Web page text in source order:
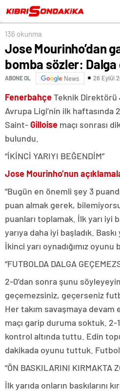
136 okunma
Jose Mourinho’dan
bomba sözler:
ABONE OL News 26 Eylül
FenerbahçeTeknik Direktörü
Avrupa Ligi’nin ilk haftasında
Saint-Gilloise maçı sonrası
bulundu.
“İKİNCİ YARIYI BEĞENDİM”
Jose Mourinho’nun
“Bugün en önemli şey 3
puan almak gerek,
puanları toplamak. İlk yarı iyi
yarıya daha iyi başladık. Baskı
İkinci yarı oynadığımız oyunu
“FUTBOLDA DALGA
2-0’dan sonra şunu
geçemezsiniz, geçerseniz
Her takım savaşmaya devam
maçı garip duruma soktuk. 2-
kontrol altında tuttu. Edin
dakikada oyunu tuttuk.
“ÖN BASKILARINI KIRMAKTA
İlk yarıda onların baskılarını